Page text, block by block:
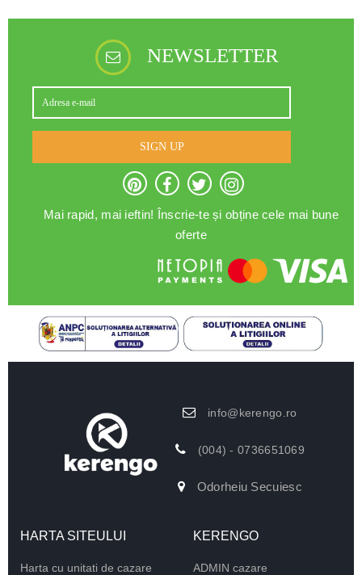
NEWSLETTER
SIGN UP
Mai rapid, mai ieftin! Înscrie-te și obține cele mai bune
oferte
info@kerengo.ro
(004) - 0736651069
Odorheiu Secuiesc
HARTA SITEULUI
Harta cu unitati de cazare
KERENGO
ADMIN cazare